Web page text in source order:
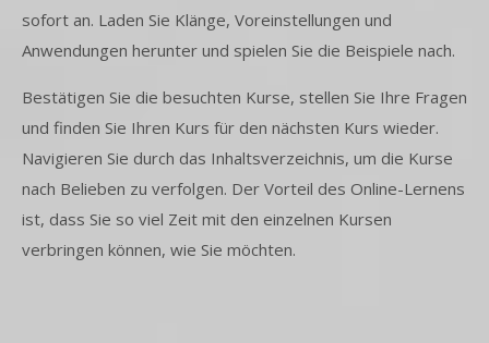
sofort an. Laden Sie Klänge, Voreinstellungen und
Anwendungen herunter und spielen Sie die Beispiele nach.
Bestätigen Sie die besuchten Kurse, stellen Sie Ihre Fragen
und finden Sie Ihren Kurs für den nächsten Kurs wieder.
Navigieren Sie durch das Inhaltsverzeichnis, um die Kurse
nach Belieben zu verfolgen. Der Vorteil des Online-Lernens
ist, dass Sie so viel Zeit mit den einzelnen Kursen
verbringen können, wie Sie möchten.